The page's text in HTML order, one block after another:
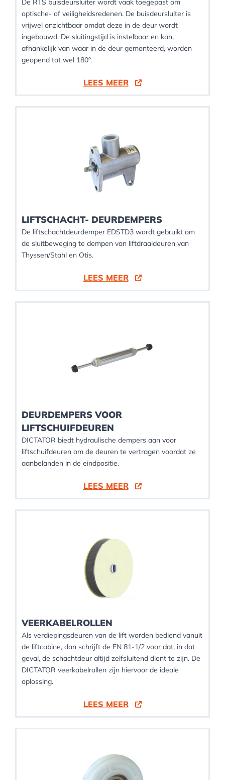
De RTS buisdeursluiter wordt vaak toegepast om
optische- of veiligheidsredenen. De buisdeursluiter is
vrijwel onzichtbaar omdat deze in de deur wordt
ingebouwd. De sluitingstijd is instelbaar en kan,
afhankelijk van waar in de deur gemonteerd, worden
geopend tot wel 180°.
LEES MEER
LIFTSCHACHT- DEURDEMPERS
De liftschachtdeurdemper EDSTD3 wordt gebruikt om
de sluitbeweging te dempen van liftdraaideuren van
Thyssen/Stahl en Otis.
LEES MEER
DEURDEMPERS VOOR
LIFTSCHUIFDEUREN
DICTATOR biedt hydraulische dempers aan voor
liftschuifdeuren om de deuren te vertragen voordat ze
aanbelanden in de eindpositie.
LEES MEER
VEERKABELROLLEN
Als verdiepingsdeuren van de lift worden bediend vanuit
de liftcabine, dan schrijft de EN 81-1/2 voor dat, in dat
geval, de schachtdeur altijd zelfsluitend dient te zijn. De
DICTATOR veerkabelrollen zijn hiervoor de ideale
oplossing.
LEES MEER